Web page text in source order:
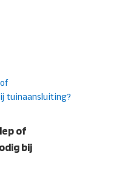
of
bij